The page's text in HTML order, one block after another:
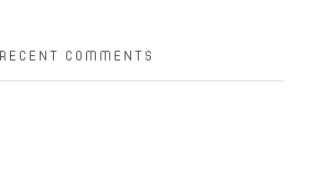
RECENT COMMENTS